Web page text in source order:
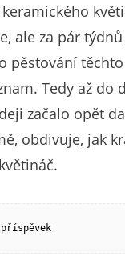
ale za pár
pěstování
Tedy až do
začalo opět
obdivuje, jak